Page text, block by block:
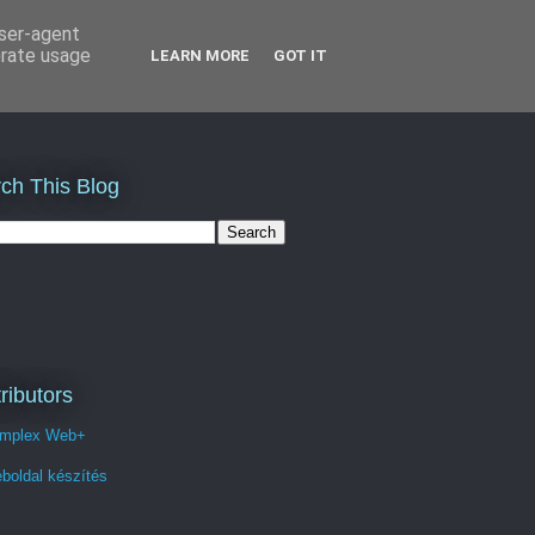
This Blog
Web+
készítés
agent
usage
LEARN MORE GOT IT